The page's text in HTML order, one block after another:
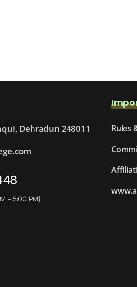
Dehradun 248011
– 5:00 PM]
Rules